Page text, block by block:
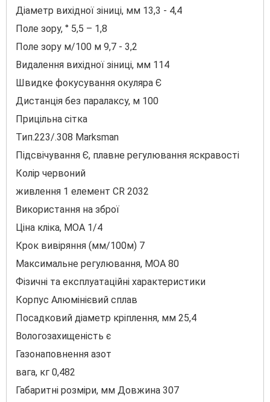
Діаметр вихідної зіниці, мм 13,3 - 4,4
Поле зору, ° 5,5 – 1,8
Поле зору м/100 м 9,7 - 3,2
Видалення вихідної зіниці, мм 114
Швидке фокусування окуляра Є
Дистанція без паралаксу, м 100
Прицільна сітка
Тип.223/.308 Marksman
Підсвічування Є, плавне регулювання яскравості
Колір червоний
живлення 1 елемент CR 2032
Використання на зброї
Ціна кліка, МОА 1/4
Крок вивіряння (мм/100м) 7
Максимальне регулювання, MOA 80
Фізичні та експлуатаційні характеристики
Корпус Алюмінієвий сплав
Посадковий діаметр кріплення, мм 25,4
Вологозахищеність є
Газонаповнення азот
вага, кг 0,482
Габаритні розміри, мм Довжина 307